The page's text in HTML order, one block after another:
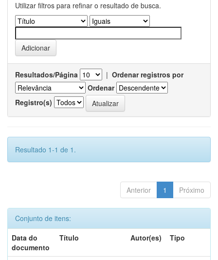
Utilizar filtros para refinar o resultado de busca.
Resultados/Página | Ordenar registros por
Ordenar
Registro(s)
Resultado 1-1 de 1.
Anterior 1 Próximo
Conjunto de itens:
Data do
documento
Título Autor(es) Tipo